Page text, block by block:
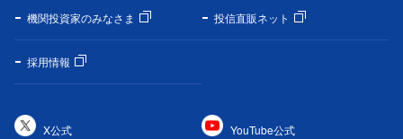
機関投資家のみなさま 投信直販ネット
採用情報
X公式 YouTube公式